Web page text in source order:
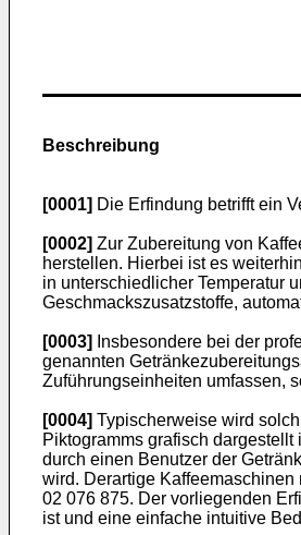
Beschreibung
[0001] Die Erfindung betrifft ein
[0002] Zur Zubereitung von
herstellen. Hierbei ist es
in unterschiedlicher Temperatur
Geschmackszusatzstoffe,
[0003]
Insbesondere bei der
genannten
Zuführungseinheiten umfassen,
[0004] Typischerweise wird
Piktogramms grafisch
durch einen Benutzer der
wird. Derartige
02 076 875. Der vorliegenden
ist und eine einfache intuitive